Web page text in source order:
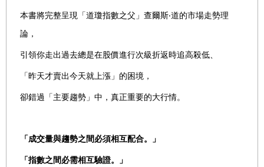
本書將完整呈現「道瓊指數之父」查爾斯‧道的市場走勢理
論，
引領你走出過去總是在股價進行次級折返時追高殺低、
「昨天才賣出今天就上漲」的困境，
卻錯過「主要趨勢」中，真正重要的大行情。
「成交量與趨勢之間必須相互配合。」
「指數之間必需相互驗證。」